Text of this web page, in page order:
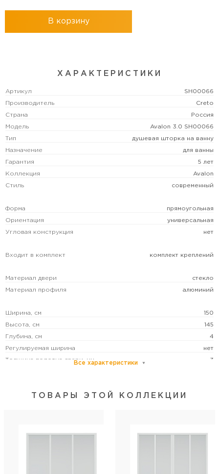
В корзину
ХАРАКТЕРИСТИКИ
Артикул SH00066
Производитель Creto
Страна Россия
Модель Avalon 3.0 SH00066
Тип душевая шторка на ванну
Назначение для ванны
Гарантия 5 лет
Коллекция Avalon
Стиль современный
Форма прямоугольная
Ориентация универсальная
Угловая конструкция нет
Входит в комплект комплект креплений
Материал двери стекло
Материал профиля алюминий
Ширина, см 150
Высота, см 145
Глубина, см 4
Регулируемая ширина нет
Толщина полотна двери, мм 3
Цвет полотна двери прозрачный
Все характеристики
ТОВАРЫ ЭТОЙ КОЛЛЕКЦИИ